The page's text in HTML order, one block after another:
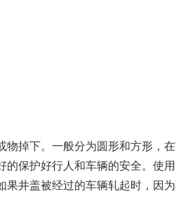
掉下。一般分为圆形和方形，
保护好行人和车辆的安全。使
果井盖被经过的车辆轧起时，因